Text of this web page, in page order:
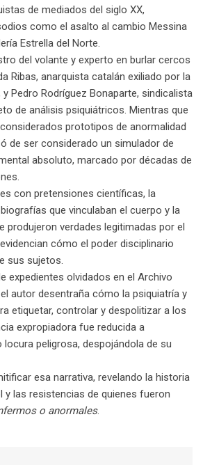
de mediados del siglo XX,
como el asalto al cambio Messina
Estrella del Norte.
del volante y experto en burlar cercos
Ribas, anarquista catalán exiliado por la
Pedro Rodríguez Bonaparte, sindicalista
de análisis psiquiátricos. Mientras que
prototipos de anormalidad
de ser considerado un simulador de
absoluto, marcado por décadas de
con pretensiones científicas, la
que vinculaban el cuerpo y la
produjeron verdades legitimadas por el
cómo el poder disciplinario
sus sujetos.
expedientes olvidados en el Archivo
autor desentraña cómo la psiquiatría y
etiquetar, controlar y despolitizar a los
expropiadora fue reducida a
peligrosa, despojándola de su
esa narrativa, revelando la historia
y las resistencias de quienes fueron
o anormales.